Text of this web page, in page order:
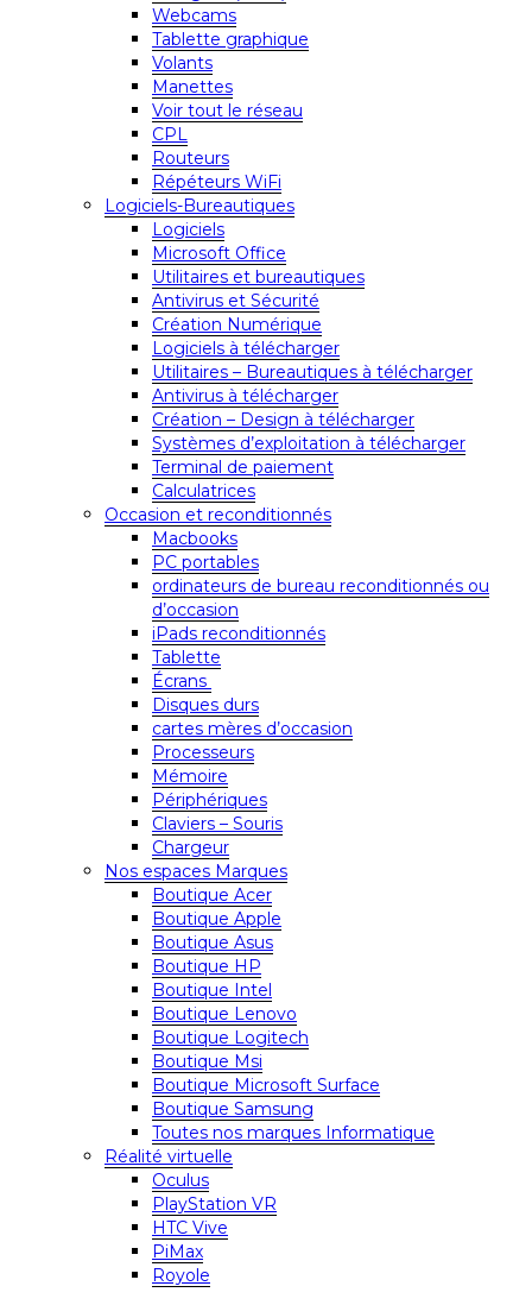
Webcams
Tablette graphique
Volants
Manettes
Voir tout le réseau
CPL
Routeurs
Répéteurs WiFi
Logiciels-Bureautiques
Logiciels
Microsoft Office
Utilitaires et bureautiques
Antivirus et Sécurité
Création Numérique
Logiciels à télécharger
Utilitaires – Bureautiques à télécharger
Antivirus à télécharger
Création – Design à télécharger
Systèmes d’exploitation à télécharger
Terminal de paiement
Calculatrices
Occasion et reconditionnés
Macbooks
PC portables
ordinateurs de bureau reconditionnés ou
d’occasion
iPads reconditionnés
Tablette
Écrans
Disques durs
cartes mères d’occasion
Processeurs
Mémoire
Périphériques
Claviers – Souris
Chargeur
Nos espaces Marques
Boutique Acer
Boutique Apple
Boutique Asus
Boutique HP
Boutique Intel
Boutique Lenovo
Boutique Logitech
Boutique Msi
Boutique Microsoft Surface
Boutique Samsung
Toutes nos marques Informatique
Réalité virtuelle
Oculus
PlayStation VR
HTC Vive
PiMax
Royole